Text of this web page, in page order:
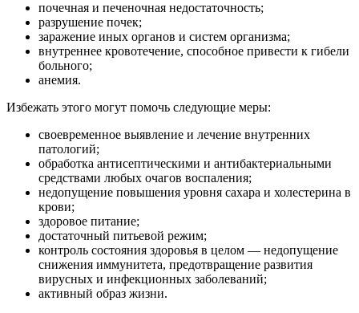
почечная и печеночная недостаточность;
разрушение почек;
заражение иных органов и систем организма;
внутреннее кровотечение, способное привести к гибели
больного;
анемия.
Избежать этого могут помочь следующие меры:
своевременное выявление и лечение внутренних
патологий;
обработка антисептическими и антибактериальными
средствами любых очагов воспаления;
недопущение повышения уровня сахара и холестерина в
крови;
здоровое питание;
достаточный питьевой режим;
контроль состояния здоровья в целом — недопущение
снижения иммунитета, предотвращение развития
вирусных и инфекционных заболеваний;
активный образ жизни.